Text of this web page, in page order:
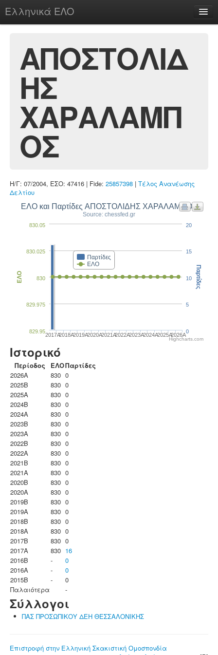
Ελληνικά ΕΛΟ
chesstu.be @ discord
Login
ΑΠΟΣΤΟΛΙΔ
ΗΣ
ΧΑΡΑΛΑΜΠ
ΟΣ
Η/Γ: 07/2004, ΕΣΟ: 47416 | Fide: 25857398 | Τέλος Ανανέωσης
Δελτίου
ΕΛΟ και Παρτίδες ΑΠΟΣΤΟΛΙΔΗΣ ΧΑΡΑΛΑΜΠΟΣ
Source: chessfed.gr
Παρτίδες
ΕΛΟ
2017A2018A2019A2020A2021A2022A2023Α2024A2025A2026A
829.95
829.975
830
830.025
830.05
ΕΛΟ
0
5
10
15
20
Παρτίδες
Highcharts.com
Ιστορικό
Περίοδος ΕΛΟΠαρτίδες
2026A
830 0
2025B
830 0
2025A
830 0
2024B
830 0
2024A
830 0
2023B
830 0
2023Α
830 0
2022B
830 0
2022A
830 0
2021B
830 0
2021A
830 0
2020B
830 0
2020A
830 0
2019B
830 0
2019A
830 0
2018B
830 0
2018A
830 0
2017B
830 0
2017A
830 16
2016B
-
0
2016A
-
0
2015B
-
0
Παλαιότερα
-
Σύλλογοι
ΠΑΣ ΠΡΟΣΩΠΙΚΟΥ ΔΕΗ ΘΕΣΣΑΛΟΝΙΚΗΣ
Επιστροφή στην Ελληνική Σκακιστική Ομοσπονδία